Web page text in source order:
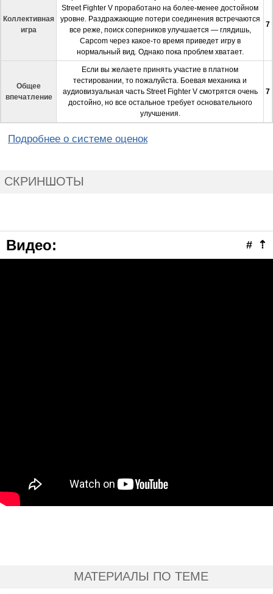
Коллективная
игра
Street Fighter V проработано на более-менее достойном
уровне. Раздражающие потери соединения встречаются
все реже, поиск соперников улучшается — глядишь,
Capcom через какое-то время приведет игру в
нормальный вид. Однако пока проблем хватает.
7
Общее
впечатление
Если вы желаете принять участие в платном
тестировании, то пожалуйста. Боевая механика и
аудиовизуальная часть Street Fighter V смотрятся очень
достойно, но все остальное требует основательного
улучшения.
7
Подробнее о системе оценок
СКРИНШОТЫ
⇡
#
Видео:
МАТЕРИАЛЫ ПО ТЕМЕ